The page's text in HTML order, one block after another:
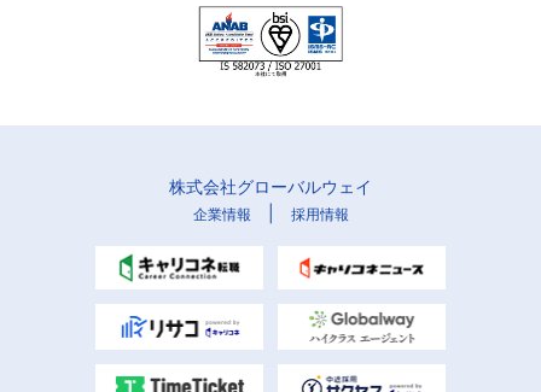
株式会社グローバルウェイ
企業情報 採用情報